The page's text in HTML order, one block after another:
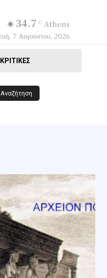
34.7 C Athens
7 Αυγούστου, 2026
ΚΡΙΤΙΚΈΣ